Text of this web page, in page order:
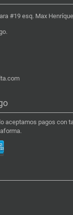
#19 esq. Max
aceptamos pagos con